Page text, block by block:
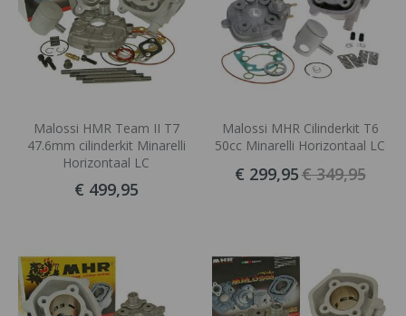
Malossi HMR Team II T7
47.6mm cilinderkit Minarelli
Horizontaal LC
€ 499,95
Malossi MHR Cilinderkit T6
50cc Minarelli Horizontaal LC
€ 299,95€ 349,95